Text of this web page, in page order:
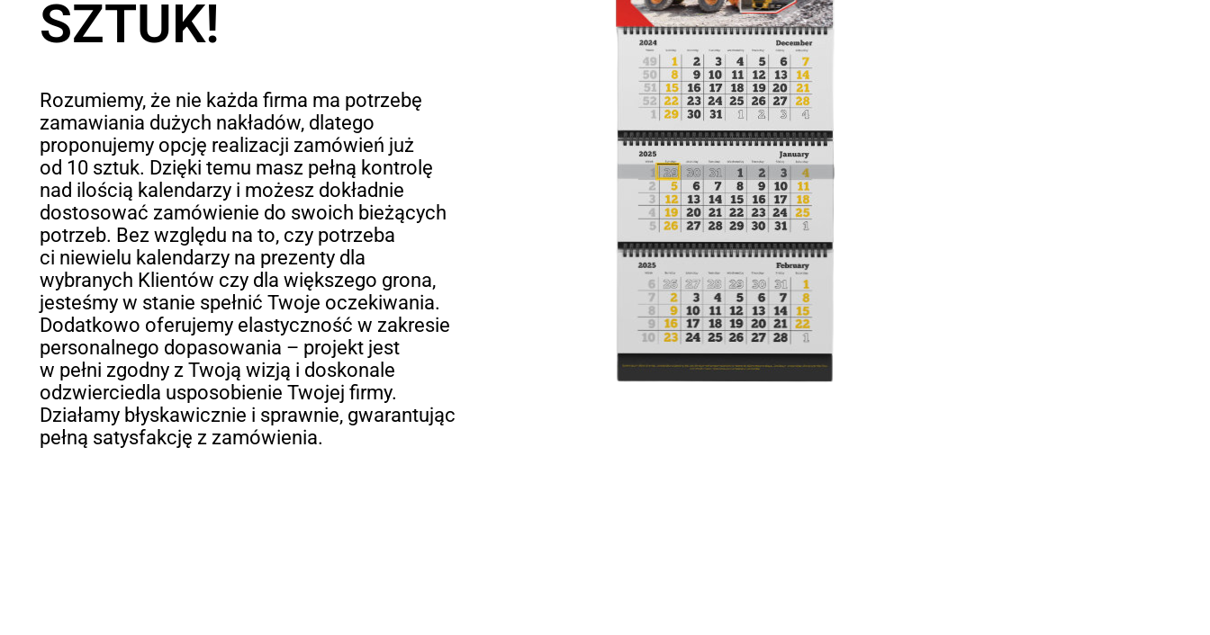
SZTUK!
Rozumiemy, że nie każda firma ma potrzebę
zamawiania dużych nakładów, dlatego
proponujemy opcję realizacji zamówień już
od 10 sztuk. Dzięki temu masz pełną kontrolę
nad ilością kalendarzy i możesz dokładnie
dostosować zamówienie do swoich bieżących
potrzeb. Bez względu na to, czy potrzeba
ci niewielu kalendarzy na prezenty dla
wybranych Klientów czy dla większego grona,
jesteśmy w stanie spełnić Twoje oczekiwania.
Dodatkowo oferujemy elastyczność w zakresie
personalnego dopasowania – projekt jest
w pełni zgodny z Twoją wizją i doskonale
odzwierciedla usposobienie Twojej firmy.
Działamy błyskawicznie i sprawnie, gwarantując
pełną satysfakcję z zamówienia.